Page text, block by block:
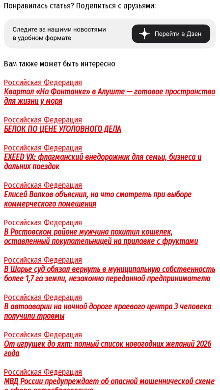
Понравилась статья? Поделиться с друзьями:
Вам также может быть интересно
Российская Федерация
Квартал «На Фонтанке» в Алуште — готовое пространство
для жизни у моря
Российская Федерация
БЕЛОК ПО ЦЕНЕ УГОЛОВНОГО ДЕЛА
Российская Федерация
EXEED VX: флагманский внедорожник для семьи, бизнеса и
дальних поездок
Российская Федерация
Елисей Волков объяснил, на что смотреть при выборе
коммерческого помещения
Российская Федерация
В Ростовском районе мужчина похитил кошелек,
оставленный покупательницей на прилавке с фруктами
Российская Федерация
В Шарье суд обязал вернуть в муниципальную собственность
более 1,7 га земли, незаконно переданной предпринимателю
Российская Федерация
В автоаварии на ночной дороге краевого центра 3 человека
получили травмы
Российская Федерация
От игрушек до яхт: полный список новогодних желаний 2026
года
Российская Федерация
МВД России предупреждает об опасной мошеннической схеме